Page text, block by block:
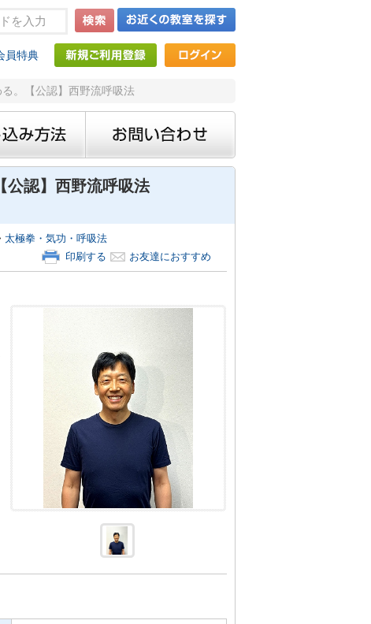
員特典
。【公認】西野流呼吸法
公認】西野流呼吸法
太極拳・気功・呼吸法
印刷する
お友達におすすめ